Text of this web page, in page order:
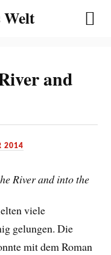
Welt
and
2014
River and into the
viele
gelungen. Die
mit dem Roman